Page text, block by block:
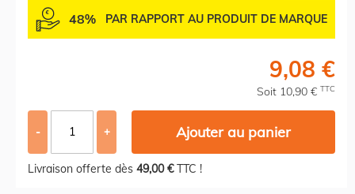
48% PAR RAPPORT AU PRODUIT DE MARQUE
9,08 €
Soit 10,90 € TTC
- + Ajouter au panier
Livraison offerte dès 49,00 €TTC !